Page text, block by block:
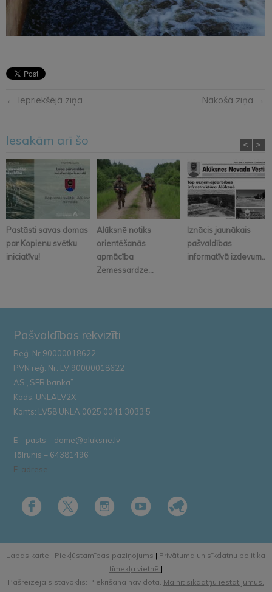
← Iepriekšējā ziņa Nākošā ziņa →
Iesakām arī šo
Pastāsti savas domas
par Kopienu svētku
iniciatīvu!
Alūksnē notiks
orientēšanās
apmācība
Zemessardze...
Iznācis jaunākais
pašvaldības
informatīvā izdevum...
< >
Pašvaldības rekvizīti
Reģ. Nr.90000018622
PVN reģ. Nr. LV 90000018622
AS „SEB banka”
Kods: UNLALV2X
Konts: LV58 UNLA 0025 0041 3033 5
E – pasts – dome@aluksne.lv
Tālrunis – 64381496
E-adrese
Lapas karte | Piekļūstamības paziņojums | Privātuma un sīkdatņu politika
tīmekļa vietnē |
Pašreizējais stāvoklis: Piekrišana nav dota. Mainīt sīkdatņu iestatījumus.